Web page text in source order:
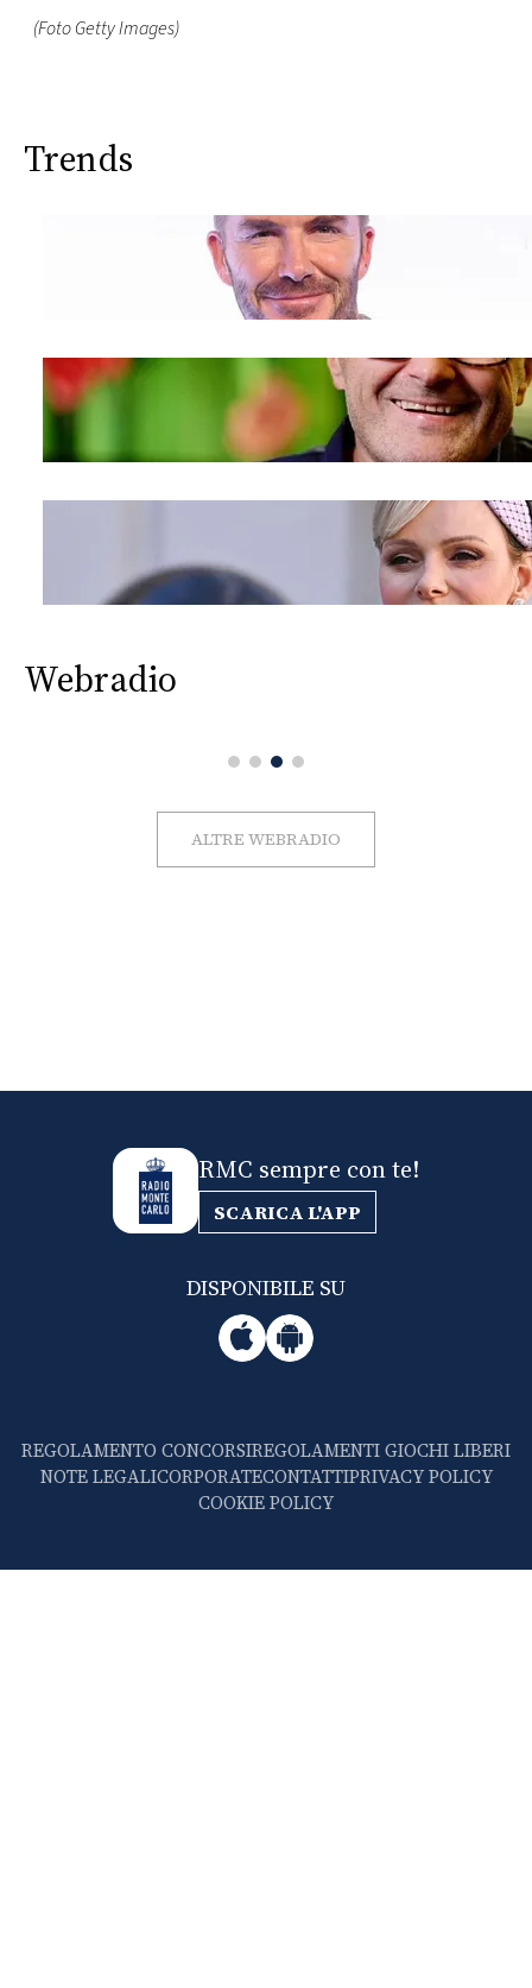
(Foto Getty Images)
Trends
Webradio
ALTRE WEBRADIO
RMC sempre con te!
SCARICA L'APP
DISPONIBILE SU
REGOLAMENTO CONCORSIREGOLAMENTI GIOCHI LIBERI
NOTE LEGALICORPORATECONTATTIPRIVACY POLICY
COOKIE POLICY